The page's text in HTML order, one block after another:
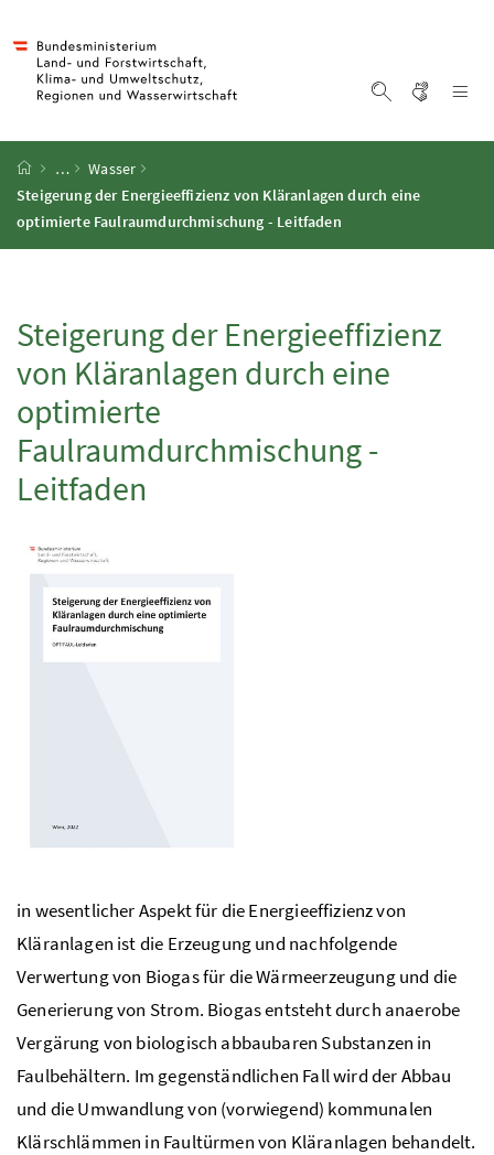
Startseite
…
Wasser
Steigerung der Energieeffizienz von Kläranlagen durch eine
optimierte Faulraumdurchmischung - Leitfaden
Steigerung der Energieeffizienz
von Kläranlagen durch eine
optimierte
Faulraumdurchmischung -
Leitfaden
in wesentlicher Aspekt für die Energieeffizienz von
Kläranlagen ist die Erzeugung und nachfolgende
Verwertung von Biogas für die Wärmeerzeugung und die
Generierung von Strom. Biogas entsteht durch anaerobe
Vergärung von biologisch abbaubaren Substanzen in
Faulbehältern. Im gegenständlichen Fall wird der Abbau
und die Umwandlung von (vorwiegend) kommunalen
Klärschlämmen in Faultürmen von Kläranlagen behandelt.